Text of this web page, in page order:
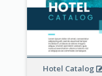
Hotel Catalog